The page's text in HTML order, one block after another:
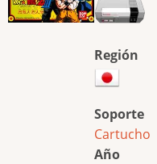
Región
Soporte
Cartucho
Año